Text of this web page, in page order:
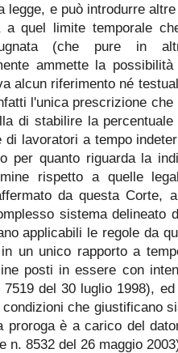
legge, e può introdurre
a quel limite temporale
(che pure in
ammette la
alcun riferimento né
l'unica prescrizione
di stabilire la
di lavoratori a tempo
per quanto riguarda la
rispetto a quelle
da questa Corte,
sistema delineato
applicabili le regole da
un unico rapporto a
posti in essere con
del 30 luglio 1998),
che giustificano
proroga è a carico del
n. 8532 del 26 maggio